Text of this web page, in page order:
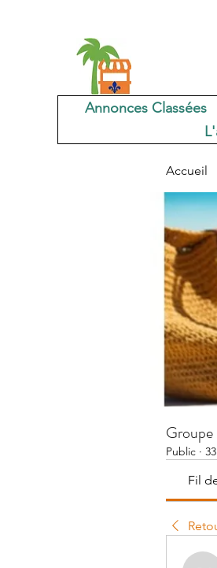
Annonces Classées
Accueil
Public ·
Fil